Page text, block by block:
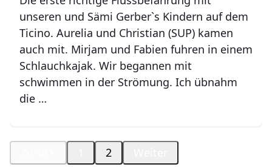
unseren und Sämi Gerber`s Kindern auf dem
Ticino. Aurelia und Christian (SUP) kamen
auch mit. Mirjam und Fabien fuhren in einem
Schlauchkajak. Wir begannen mit
schwimmen in der Strömung. Ich übnahm
die …
2